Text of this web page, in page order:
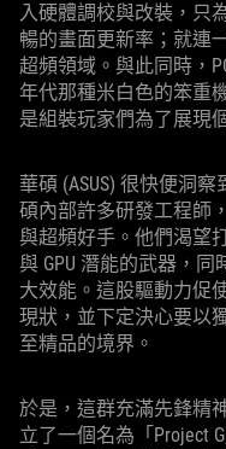
入硬體調校與改裝，只
暢的畫面更新率；就連
超頻領域。與此同時，
年代那種米白色的笨重
是組裝玩家們為了展現
華碩 (ASUS) 很快便洞
碩內部許多研發工程師
與超頻好手。他們渴望
與 GPU 潛能的武器，
大效能。這股驅動力促
現狀，並下定決心要以
至精品的境界。
於是，這群充滿先鋒精
立了一個名為「Project